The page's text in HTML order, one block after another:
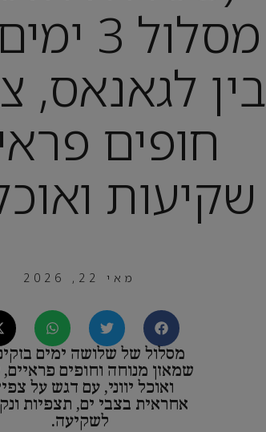
מסלול
בין לגאנאס,
חופים
שקיעות ואוכל
מאי 22, 2026
מסלול של שלושה ימים
שמאזן מנוחה וחופים
ואוכל יווני, עם דגש על
אחראית בצבי ים, תצפיות
לשקיעה.